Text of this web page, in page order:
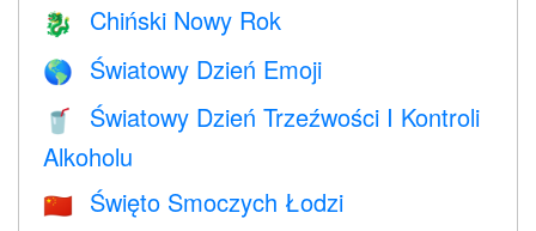
🐉 Chiński Nowy Rok
🌎 Światowy Dzień Emoji
🥤
Światowy Dzień Trzeźwości I Kontroli
Alkoholu
🇨🇳 Święto Smoczych Łodzi